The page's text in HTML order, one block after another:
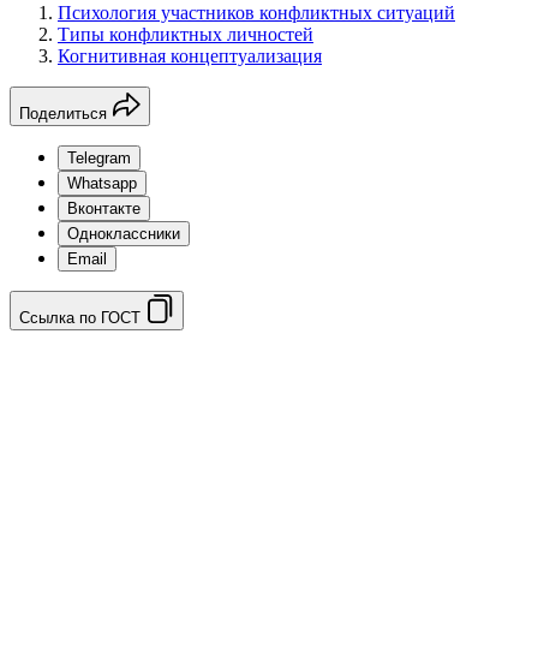
Психология участников конфликтных ситуаций
Типы конфликтных личностей
Когнитивная концептуализация
Поделиться
Telegram
Whatsapp
Вконтакте
Одноклассники
Email
Ссылка по ГОСТ